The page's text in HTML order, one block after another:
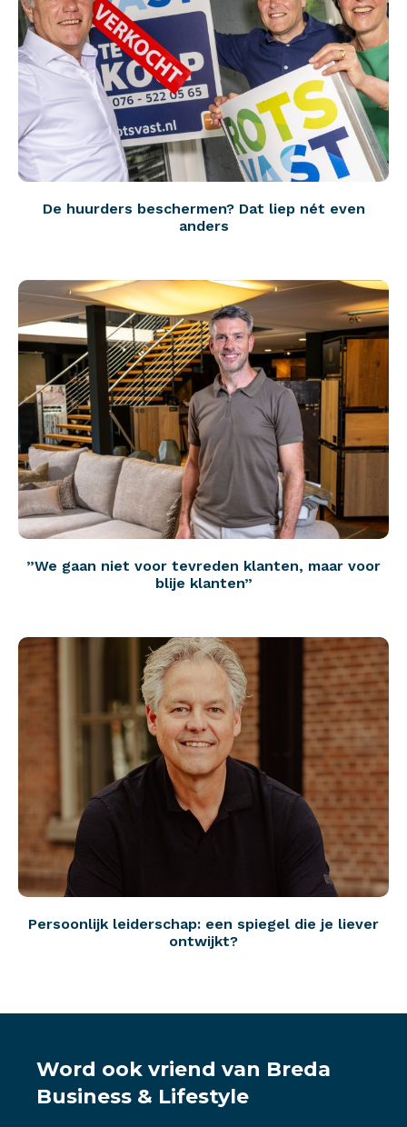
De huurders beschermen? Dat liep nét even
anders
”We gaan niet voor tevreden klanten, maar voor
blije klanten”
Persoonlijk leiderschap: een spiegel die je liever
ontwijkt?
Word ook vriend van Breda
Business & Lifestyle